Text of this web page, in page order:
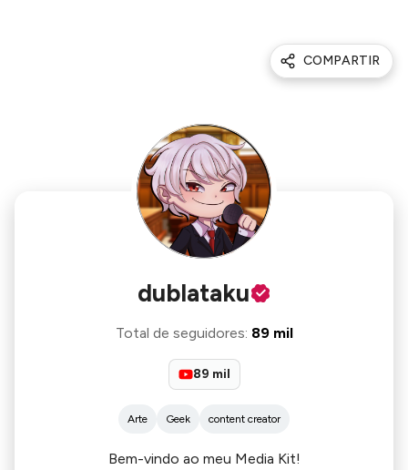
COMPARTIR
dublataku
Total de seguidores: 89 mil
89 mil
Arte Geek content creator
Bem-vindo ao meu Media Kit!